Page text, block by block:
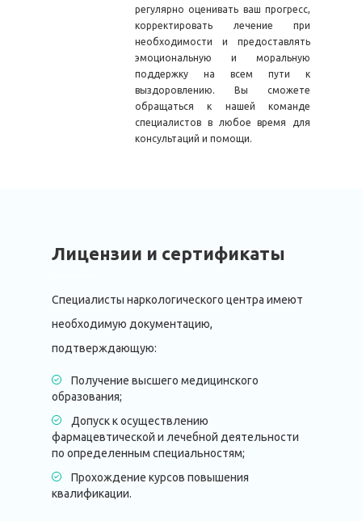
регулярно оценивать ваш прогресс,
корректировать лечение при
необходимости и предоставлять
эмоциональную и моральную
поддержку на всем пути к
выздоровлению. Вы сможете
обращаться к нашей команде
специалистов в любое время для
консультаций и помощи.
Лицензии и сертификаты
Специалисты наркологического центра имеют
необходимую документацию,
подтверждающую:
Получение высшего медицинского
образования;
Допуск к осуществлению
фармацевтической и лечебной деятельности
по определенным специальностям;
Прохождение курсов повышения
квалификации.